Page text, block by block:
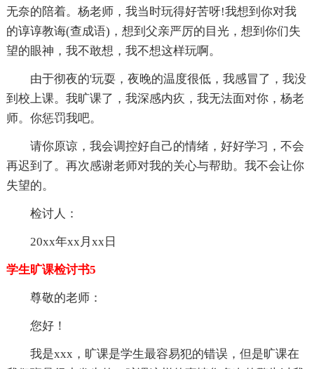
无奈的陪着。杨老师，我当时玩得好苦呀!我想到你对我
的谆谆教诲(查成语)，想到父亲严厉的目光，想到你们失
望的眼神，我不敢想，我不想这样玩啊。
由于彻夜的'玩耍，夜晚的温度很低，我感冒了，我没
到校上课。我旷课了，我深感内疚，我无法面对你，杨老
师。你惩罚我吧。
请你原谅，我会调控好自己的情绪，好好学习，不会
再迟到了。再次感谢老师对我的关心与帮助。我不会让你
失望的。
检讨人：
20xx年xx月xx日
学生旷课检讨书5
尊敬的老师：
您好！
我是xxx，旷课是学生最容易犯的错误，但是旷课在